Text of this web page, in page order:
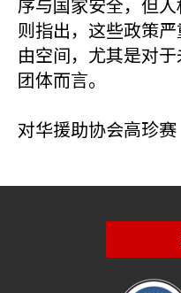
则指出，这些政策
由空间，尤其是对
团体而言。
对华援助协会高珍赛